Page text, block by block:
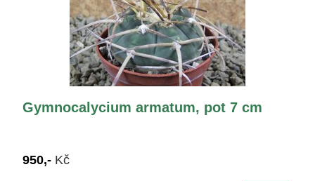
Gymnocalycium armatum, pot 7 cm
950,- Kč